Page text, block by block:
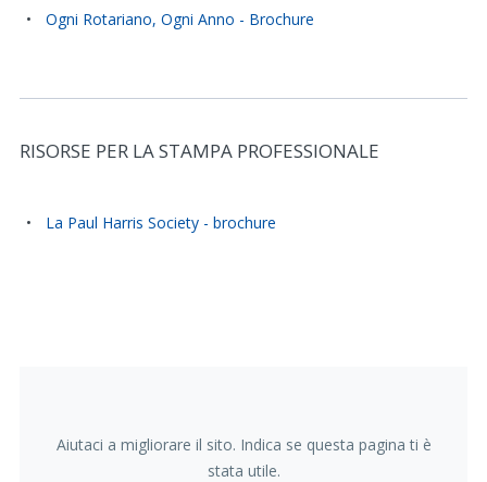
Ogni Rotariano, Ogni Anno - Brochure
RISORSE PER LA STAMPA PROFESSIONALE
La Paul Harris Society - brochure
Aiutaci a migliorare il sito. Indica se questa pagina ti è
stata utile.